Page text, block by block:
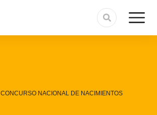
CONCURSO NACIONAL DE NACIMIENTOS